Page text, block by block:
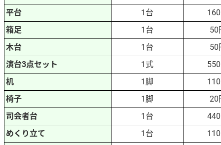
平台
1台
箱足
1台
50
木台
1台
50
演台3点セット
1式
机
1脚
椅子
1脚
20
司会者台
1台
めくり立て
1台